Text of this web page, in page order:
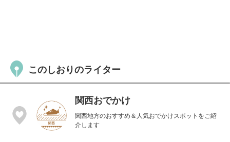
このしおりのライター
関西おでかけ
関西地方のおすすめ＆人気おでかけスポットをご紹
介します